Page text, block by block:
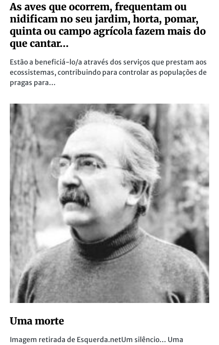
As aves que ocorrem, frequentam ou
nidificam no seu jardim, horta, pomar,
quinta ou campo agrícola fazem mais do
que cantar…
Estão a beneficiá-lo/a através dos serviços que prestam aos
ecossistemas, contribuindo para controlar as populações de
pragas para…
Uma morte
Imagem retirada de Esquerda.netUm silêncio… Uma